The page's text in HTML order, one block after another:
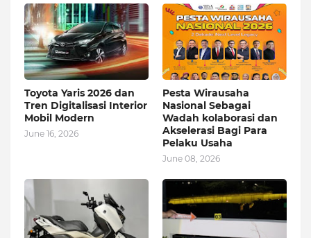
Toyota Yaris 2026 dan
Tren Digitalisasi Interior
Mobil Modern
June 16, 2026
Pesta Wirausaha
Nasional Sebagai
Wadah kolaborasi dan
Akselerasi Bagi Para
Pelaku Usaha
June 08, 2026